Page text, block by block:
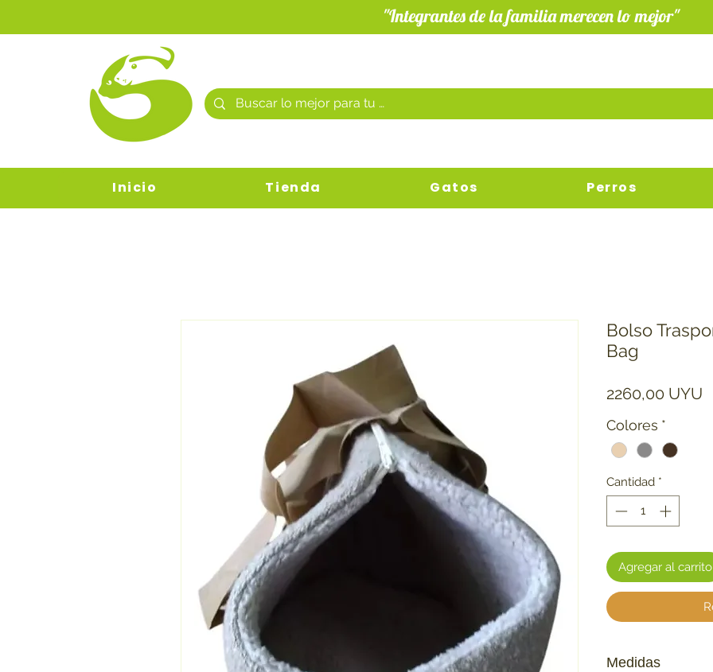
"Integrantes de la familia merecen lo mejor"
Inicio Tienda Gatos Perros
Bolso
Bag
2260,00 UYU
Colores *
Cantidad *
Agregar al carrito
Medidas